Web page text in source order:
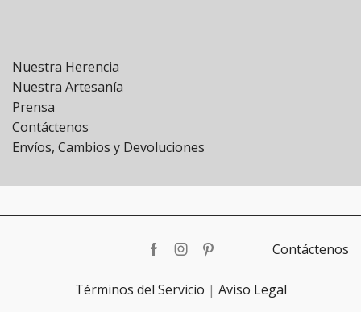
Nuestra Herencia
Nuestra Artesanía
Prensa
Contáctenos
Envíos, Cambios y Devoluciones
Facebook
Instagram
Pinterest Contáctenos
Términos del Servicio | Aviso Legal